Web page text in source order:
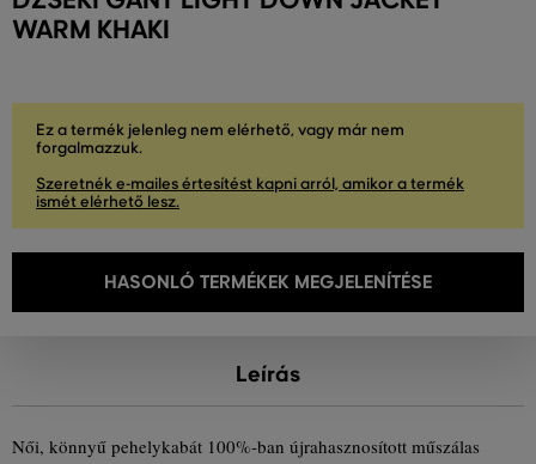
WARM KHAKI
Ez a termék jelenleg nem elérhető, vagy már nem
forgalmazzuk.
Szeretnék e-mailes értesítést kapni arról, amikor a termék
ismét elérhető lesz.
HASONLÓ TERMÉKEK MEGJELENÍTÉSE
Leírás
Női, könnyű pehelykabát 100%-ban újrahasznosított műszálas